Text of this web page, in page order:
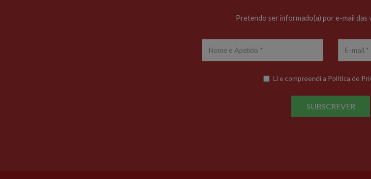
Pretendo ser informado(a) por e-mail das
Li e compreendi a Política de
SUBSCREVER